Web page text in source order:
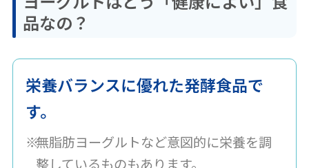
牛乳からどうやってヨーグルトを作っ
ているの？
い」食品なの？
品なの？
栄養バランスに優れた発酵食品で
す。
無脂肪ヨーグルトなど意図的に栄養を調
整しているものもあります。